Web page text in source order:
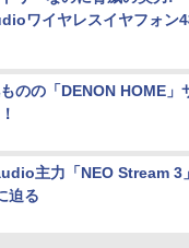
ワイヤレスイヤフォン
のの「DENON HOME」
主力「NEO Stream 3
迫る